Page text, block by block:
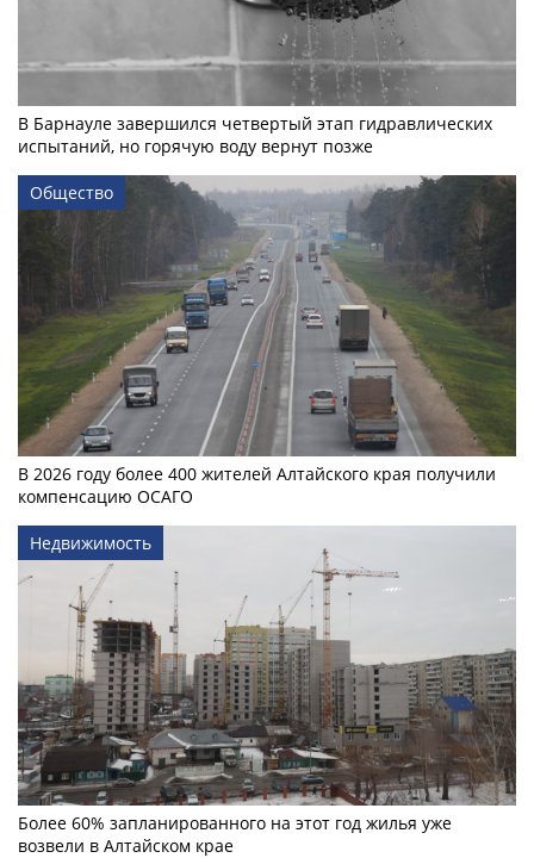
В Барнауле завершился четвертый этап гидравлических
испытаний, но горячую воду вернут позже
Общество
В 2026 году более 400 жителей Алтайского края получили
компенсацию ОСАГО
Недвижимость
Более 60% запланированного на этот год жилья уже
возвели в Алтайском крае